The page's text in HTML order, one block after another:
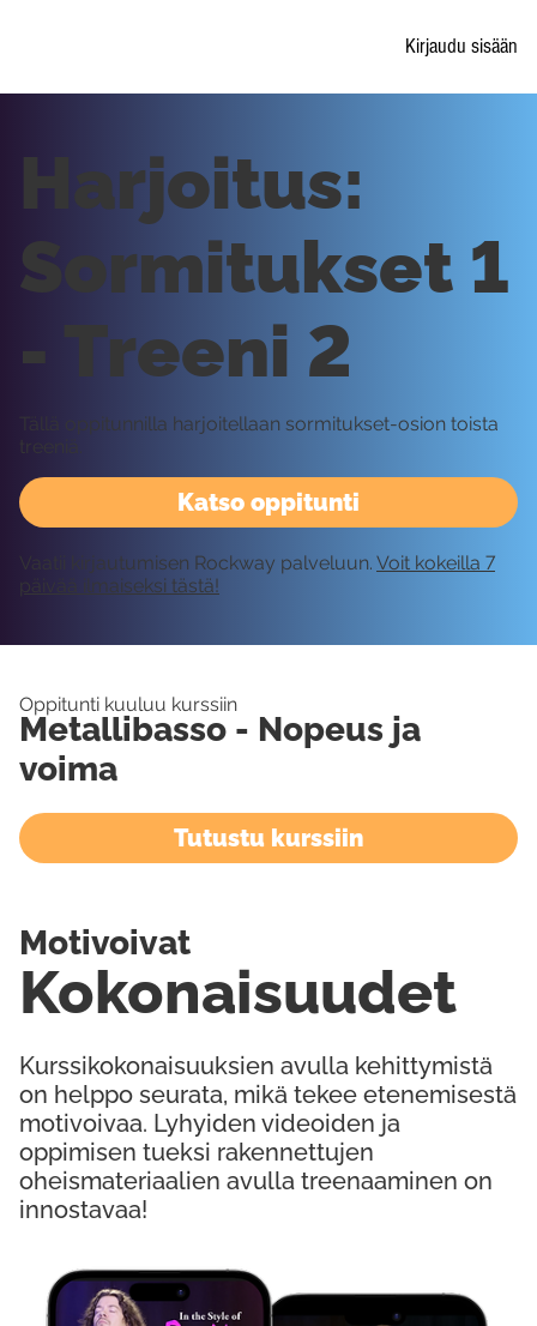
Kirjaudu sisään
Katso oppitunti
Harjoitus:
Sormitukset 1
- Treeni 2
Tällä oppitunnilla harjoitellaan sormitukset-osion toista
treeniä.
Vaatii kirjautumisen Rockway palveluun. Voit kokeilla 7
päivää ilmaiseksi tästä!
Oppitunti kuuluu kurssiin
Metallibasso - Nopeus ja
voima
Tutustu kurssiin
Kurssikokonaisuuksien avulla kehittymistä
on helppo seurata, mikä tekee etenemisestä
motivoivaa. Lyhyiden videoiden ja
oppimisen tueksi rakennettujen
oheismateriaalien avulla treenaaminen on
innostavaa!
Kokonaisuudet
Motivoivat